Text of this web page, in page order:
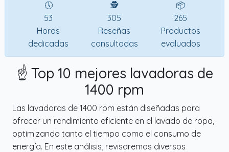
🕔
53
Horas
dedicadas
🕵
305
Reseñas
consultadas
📦
265
Productos
evaluados
☝️ Top 10 mejores lavadoras de
1400 rpm
Las lavadoras de 1400 rpm están diseñadas para
ofrecer un rendimiento eficiente en el lavado de ropa,
optimizando tanto el tiempo como el consumo de
energía. En este análisis, revisaremos diversos